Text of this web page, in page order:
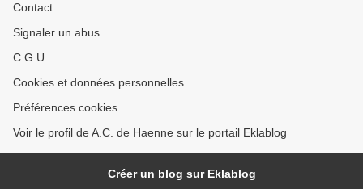
Contact
Signaler un abus
C.G.U.
Cookies et données personnelles
Préférences cookies
Voir le profil de A.C. de Haenne sur le portail Eklablog
Créer un blog sur Eklablog